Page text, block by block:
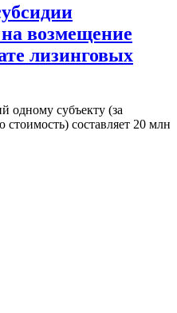
возмещение
лизинговых
одному субъекту (за
составляет 20 млн